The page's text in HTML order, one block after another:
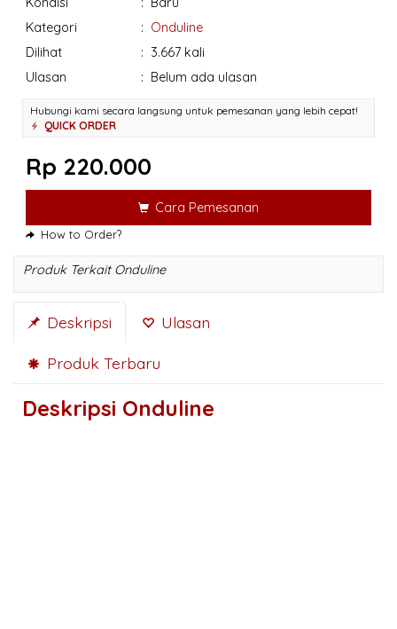
Kategori
: Onduline
Dilihat
: 3.667 kali
Ulasan
: Belum ada ulasan
Hubungi kami secara langsung untuk pemesanan yang lebih cepat!
QUICK ORDER
Rp 220.000
Cara Pemesanan
How to Order?
Produk Terkait Onduline
Deskripsi Ulasan
Produk Terbaru
Deskripsi Onduline